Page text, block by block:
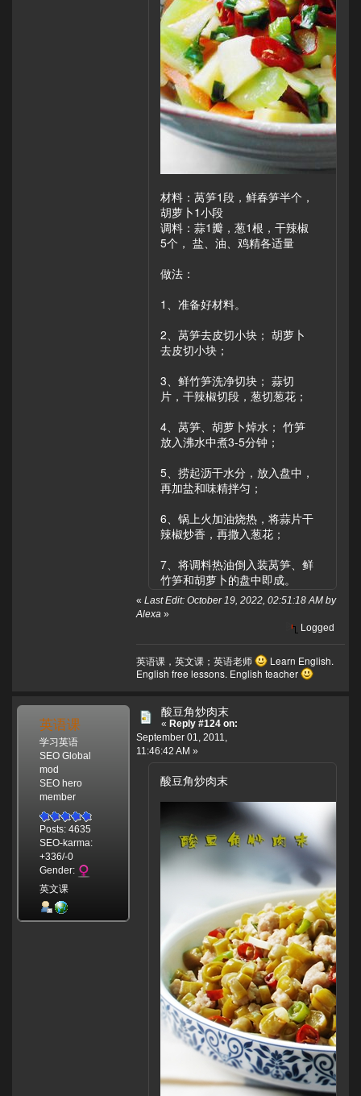
材料：莴笋1段，鲜春笋半个，
胡萝卜1小段
调料：蒜1瓣，葱1根，干辣椒
5个， 盐、油、鸡精各适量
做法：
1、准备好材料。
2、莴笋去皮切小块； 胡萝卜
去皮切小块；
3、鲜竹笋洗净切块； 蒜切
片，干辣椒切段，葱切葱花；
4、莴笋、胡萝卜焯水； 竹笋
放入沸水中煮3-5分钟；
5、捞起沥干水分，放入盘中，
再加盐和味精拌匀；
6、锅上火加油烧热，将蒜片干
辣椒炒香，再撒入葱花；
7、将调料热油倒入装莴笋、鲜
竹笋和胡萝卜的盘中即成。
« Last Edit: October 19, 2022, 02:51:18 AM by
Alexa »
Logged
英语课，英文课；英语老师
Learn English.
English free lessons. English teacher
英语课
学习英语
SEO Global
mod
SEO hero
member
Posts: 4635
SEO-karma:
+336/-0
Gender:
英文课
酸豆角炒肉末
« Reply #124 on:
September 01, 2011,
11:46:42 AM »
酸豆角炒肉末